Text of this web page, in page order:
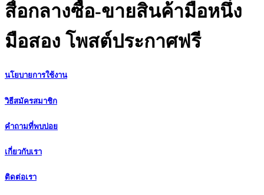
สื่อกลางซื้อ-ขายสินค้ามือหนึ่ง
มือสอง โพสต์ประกาศฟรี
นโยบายการใช้งาน
วิธีสมัครสมาชิก
คำถามที่พบบ่อย
เกี่ยวกับเรา
ติดต่อเรา